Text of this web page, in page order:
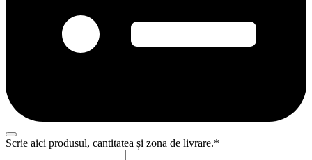
Scrie aici produsul, cantitatea și zona de livrare.*